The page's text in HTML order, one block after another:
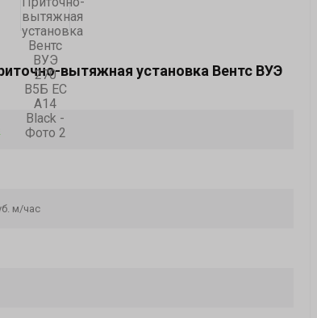
вытяжная установка Вентс ВУЭ
м/час